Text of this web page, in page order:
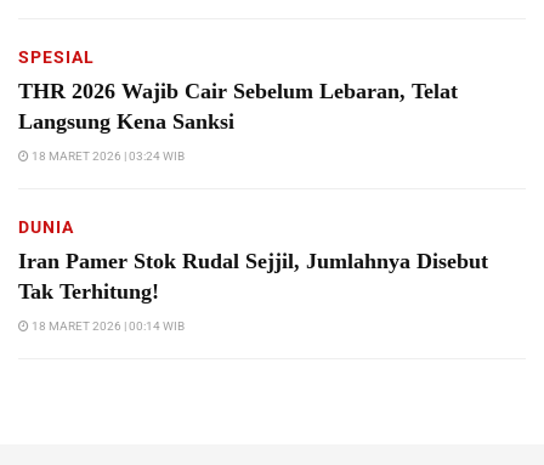
SPESIAL
THR 2026 Wajib Cair Sebelum Lebaran, Telat
Langsung Kena Sanksi
18 MARET 2026 | 03:24 WIB
DUNIA
Iran Pamer Stok Rudal Sejjil, Jumlahnya Disebut
Tak Terhitung!
18 MARET 2026 | 00:14 WIB